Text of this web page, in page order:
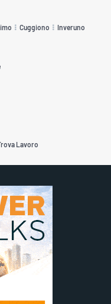
Cuggiono Inveruno
Lavoro